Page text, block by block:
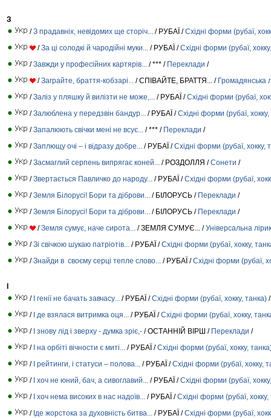
З
/З прадавніх, невідомих ще сторіч... / РУБАЇ /Східні форми (рубаї,
/За ці солодкі й чародійні муки... / РУБАЇ /Східні форми (рубаї,
/Завжди у професійних картярів... / *** / Переклади /
/Заграйте, браття-кобзарі... / СПІВАЙТЕ, БРАТТЯ... / Громадянська
/Заліз у пляшку й вилізти не може,... / РУБАЇ /Східні форми (рубаї,
/Залюблена у передзвін бандур... / РУБАЇ /Східні форми (рубаї,
/Запалюють свічки мені не всує... / *** / Переклади /
/Заплющу очі – і відразу добре... / РУБАЇ /Східні форми (рубаї, хокку,
/Засмаглий серпень випрягає коней... / РОЗДОЛЛЯ /Сонети /
/Звертається Павличко до народу... / РУБАЇ /Східні форми (рубаї,
/Земля Білорусі! Бори та діброви... / БІЛОРУСЬ / Переклади /
/Земля Білорусі! Бори та діброви... / БІЛОРУСЬ / Переклади /
/Земля сумує, наче сирота... / ЗЕМЛЯ СУМУЄ... /Універсальна
/Зі свічкою шукаю патріотів... / РУБАЇ /Східні форми (рубаї, хокку,
/Знайди в своєму серці тепле слово... / РУБАЇ /Східні форми (рубаї,
І
/ І генії не бачать завчасу... / РУБАЇ /Східні форми (рубаї, хокку, танка) /
/ І де взялася витримка оця... / РУБАЇ /Східні форми (рубаї, хокку,
/ І знову лід і зверху - думка зріє,- / ОСТАННІЙ ВІРШ / Переклади /
/ І на орбіті вічности є миті... / РУБАЇ /Східні форми (рубаї, хокку,
/ І рейтинги, і статуси – полова... / РУБАЇ /Східні форми (рубаї, хокку,
/ І хоч не юний, бач, а сивоглавий... / РУБАЇ /Східні форми (рубаї,
/ І хоч нема високих в нас надоїв... / РУБАЇ /Східні форми (рубаї, хокку,
/ Іде жорстока за духовність битва... / РУБАЇ /Східні форми (рубаї,